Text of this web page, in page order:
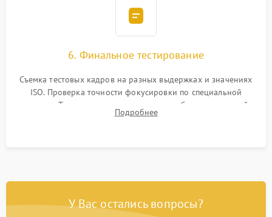
6. Финальное тестирование
Съемка тестовых кадров на разных выдержках и значениях
ISO. Проверка точности фокусировки по специальной
мишени. Тест записи на карту памяти, работы встроенной
вспышки, микрофона и всех кнопок управления.
Подробнее
У Вас остались вопросы?